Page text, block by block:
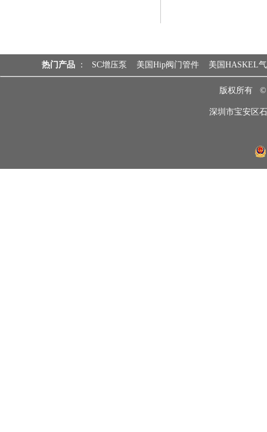
热门产品 ： SC增压泵 美国Hip阀门管件 美国HASKEL
版权所有
深圳市宝安区